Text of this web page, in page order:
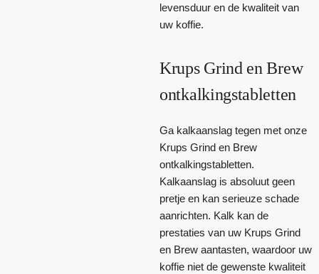
levensduur en de kwaliteit van
uw koffie.
Krups Grind en Brew
ontkalkingstabletten
Ga kalkaanslag tegen met onze
Krups Grind en Brew
ontkalkingstabletten.
Kalkaanslag is absoluut geen
pretje en kan serieuze schade
aanrichten. Kalk kan de
prestaties van uw Krups Grind
en Brew aantasten, waardoor uw
koffie niet de gewenste kwaliteit